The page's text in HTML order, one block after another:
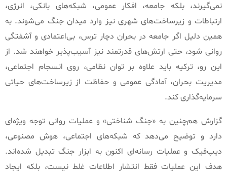
نمی‌گیرند، بلکه جامعه، افکار عمومی، شبکه‌های بانکی، انرژی،
ارتباطات و زیرساخت‌های شهری نیز وارد میدان جنگ می‌شوند. به
همین دلیل اگر جامعه در بحران دچار ترس، بی‌اعتمادی و آشفتگی
روانی شود، حتی ارتش‌های قدرتمند نیز آسیب‌پذیر خواهند شد. از
این رو، ترکیه باید علاوه بر توان نظامی، روی انسجام اجتماعی،
مدیریت بحران، آمادگی عمومی و حفاظت از زیرساخت‌های حیاتی
سرمایه‌گذاری کند.
گزارش هم‌چنین به«جنگ شناختی» و عملیات روانی توجه ویژه‌ای
دارد و توضیح می‌دهد که شبکه‌های اجتماعی، هوش مصنوعی،
دیپ‌فیک و عملیات رسانه‌ای اکنون به ابزار جنگ تبدیل شده‌اند.
هدف این عملیات فقط انتشار اطلاعات غلط نیست، بلکه ایجاد